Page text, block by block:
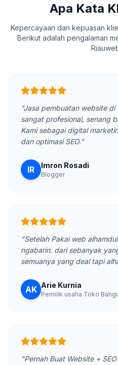
Apa Kata
Kepercayaan dan kepuasan
Berikut adalah pengalaman
"Jasa pembuatan website di
sangat profesional, senang
Kami sebagai digital
dan optimasi SEO."
IR Imron Rosadi
Blogger
"Setelah Pakai web
ngabarin. dari sebanyak
semuanya yang deal tapi
AK Arie Kurnia
Pemilik usaha Toko
"Pernah Buat Website +